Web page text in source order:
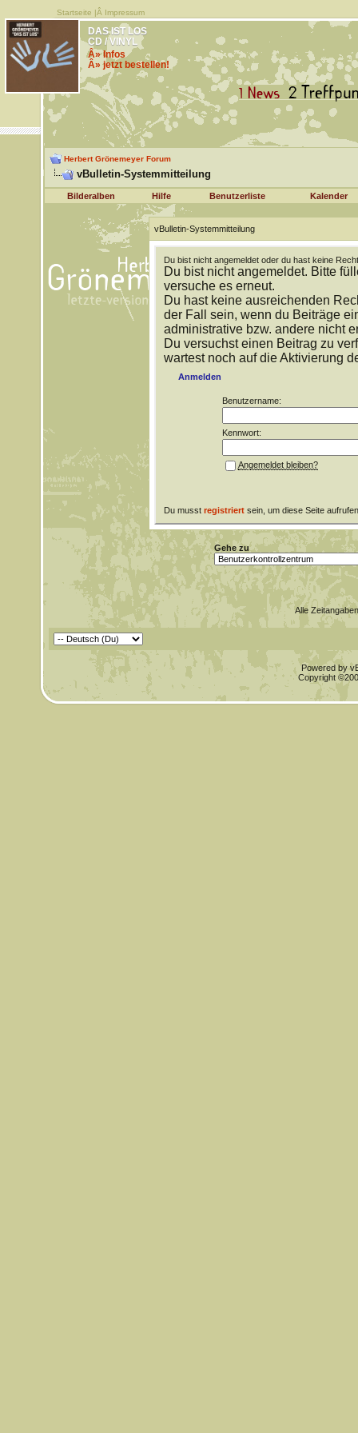
Startseite |Â Impressum
DAS IST LOS
CD / VINYL
Â» Infos
Â» jetzt bestellen!
Herbert Grönemeyer Forum
vBulletin-Systemmitteilung
Bilderalben Hilfe Benutzerliste Kalender
vBulletin-Systemmitteilung
Du bist nicht angemeldet oder du hast keine
Du bist nicht angemeldet. Bitte
versuche es erneut.
Du hast keine ausreichenden
der Fall sein, wenn du Beiträge
administrative bzw. andere nicht
Du versuchst einen Beitrag zu
wartest noch auf die Aktivierung
Anmelden
Benutzername:
Kennwort:
Angemeldet bleiben?
Du musst registriertsein, um diese Seite
Gehe zu
Alle
Powered by
Copyright